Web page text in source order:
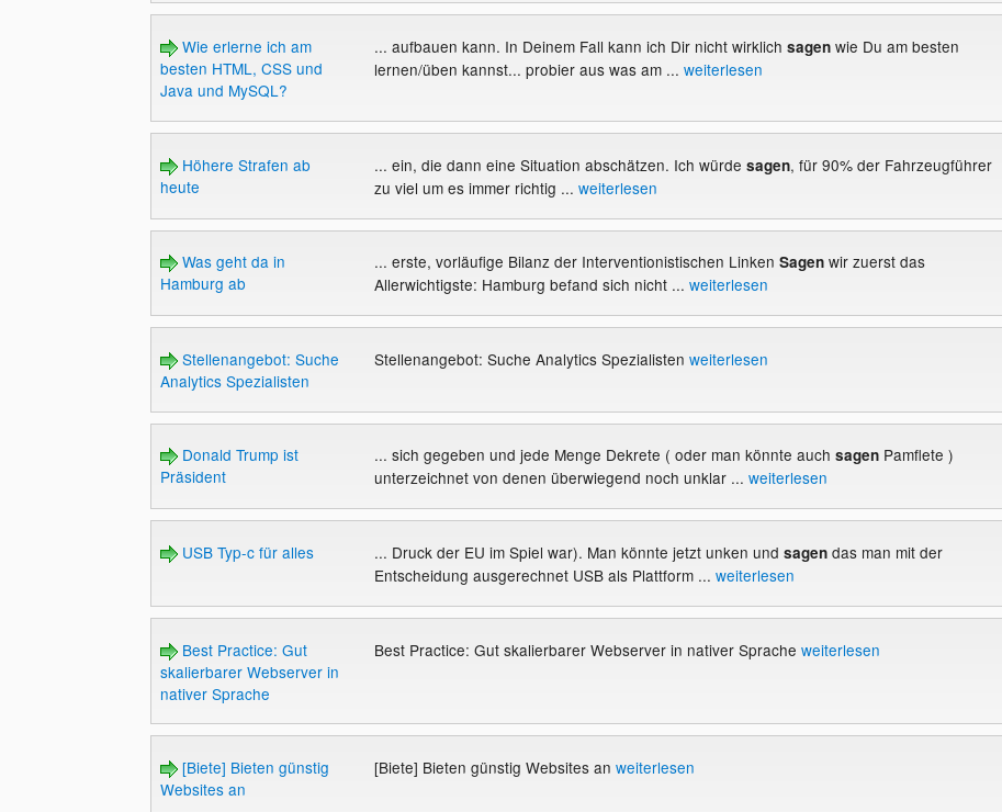
Wie erlerne ich am
besten HTML, CSS und
Java und MySQL?
... aufbauen kann. In Deinem Fall kann ich Dir nicht wirklich sagenwie Du am besten
lernen/üben kannst... probier aus was am ... weiterlesen
Höhere Strafen ab
heute
... ein, die dann eine Situation abschätzen. Ich würde sagen, für 90% der Fahrzeugführer
zu viel um es immer richtig ... weiterlesen
Was geht da in
Hamburg ab
... erste, vorläufige Bilanz der Interventionistischen Linken Sagenwir zuerst das
Allerwichtigste: Hamburg befand sich nicht ... weiterlesen
Stellenangebot: Suche
Analytics Spezialisten
Stellenangebot: Suche Analytics Spezialisten weiterlesen
Donald Trump ist
Präsident
... sich gegeben und jede Menge Dekrete ( oder man könnte auch sagenPamflete )
unterzeichnet von denen überwiegend noch unklar ... weiterlesen
USB Typ-c für alles ... Druck der EU im Spiel war). Man könnte jetzt unken und sagendas man mit der
Entscheidung ausgerechnet USB als Plattform ... weiterlesen
Best Practice: Gut
skalierbarer Webserver in
nativer Sprache
Best Practice: Gut skalierbarer Webserver in nativer Sprache weiterlesen
[Biete] Bieten günstig
Websites an
[Biete] Bieten günstig Websites an weiterlesen